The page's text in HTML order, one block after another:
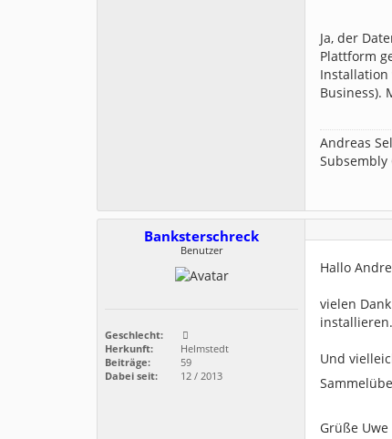
Ja, der
Plattform
Installation
Business).
Andreas
Subsembly
Banksterschreck
Benutzer
Geschlecht:
Herkunft:
Helmstedt
Beiträge:
59
Dabei seit:
12 / 2013
Hallo
vielen
Und
Grüße Uwe